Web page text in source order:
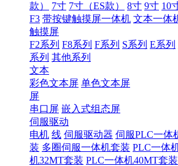
款）
7寸 7寸（ES款） 8寸 9寸 10
F3 带按键触摸屏一体机 文本一体
触摸屏
F2系列 F8系列 F系列 S系列 E系列
系列 其他系列
文本
彩色文本屏 单色文本屏
屏
串口屏 嵌入式组态屏
伺服驱动
电机 线 伺服驱动器 伺服PLC一体
装 多圈伺服一体机套装 PLC一体
机32MT套装 PLC一体机40MT套装